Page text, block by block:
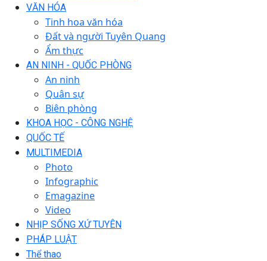
VĂN HÓA
Tinh hoa văn hóa
Đất và người Tuyên Quang
Ẩm thực
AN NINH - QUỐC PHÒNG
An ninh
Quân sự
Biên phòng
KHOA HỌC - CÔNG NGHỆ
QUỐC TẾ
MULTIMEDIA
Photo
Infographic
Emagazine
Video
NHỊP SỐNG XỨ TUYÊN
PHÁP LUẬT
Thể thao